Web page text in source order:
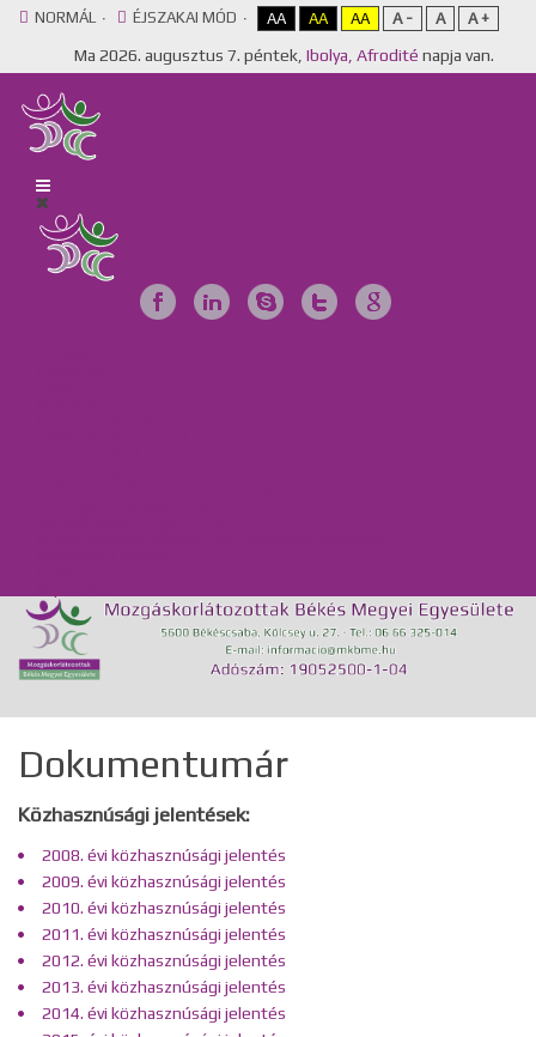
NORMÁL ÉJSZAKAI MÓD AA AA AA A - A A +
Ma 2026. augusztus 7. péntek, Ibolya, Afrodité napja van.
Dokumentumár
Közhasznúsági jelentések:
2008. évi közhasznúsági jelentés
2009. évi közhasznúsági jelentés
2010. évi közhasznúsági jelentés
2011. évi közhasznúsági jelentés
2012. évi közhasznúsági jelentés
2013. évi közhasznúsági jelentés
2014. évi közhasznúsági jelentés